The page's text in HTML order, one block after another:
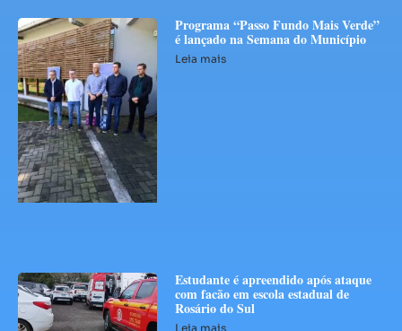
Programa “Passo Fundo Mais Verde”
é lançado na Semana do Município
Leia mais
Estudante é apreendido após ataque
com facão em escola estadual de
Rosário do Sul
Leia mais